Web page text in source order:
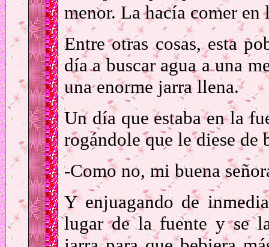
menor. La hacía comer
Entre otras cosas, esta
día a buscar agua a una
una enorme jarra llena.
Un día que estaba en la
rogándole que le diese de
-Como no, mi buena
Y enjuagando de
lugar de la fuente y se